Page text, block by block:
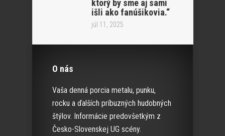
ktorý by sme aj sami
išli ako fanúšikovia.“
júl 11, 2025
O nás
Vaša denná porcia metalu, punku,
rocku a ďalších príbuzných hudobných
štýlov. Informácie predovšetkým z
Česko-Slovenskej UG scény.